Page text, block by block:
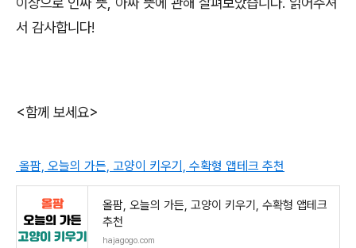
서 감사합니다!
<함께 보세요>
올팜, 오늘의 가든, 고양이 키우기, 수확형 앱테크 추천
올팜, 오늘의 가든, 고양이 키우기, 수확형 앱테크
추천
hajagogo.com